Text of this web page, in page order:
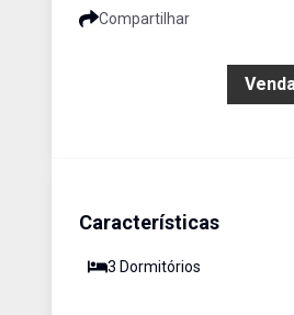
Compartilhar
Características
3 Dormitórios